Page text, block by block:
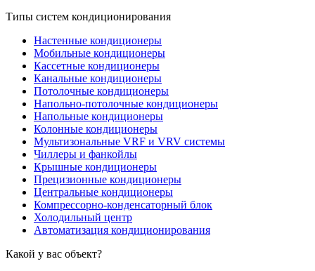
Типы систем кондиционирования
Настенные кондиционеры
Мобильные кондиционеры
Кассетные кондиционеры
Канальные кондиционеры
Потолочные кондиционеры
Напольно-потолочные кондиционеры
Напольные кондиционеры
Колонные кондиционеры
Мультизональные VRF и VRV системы
Чиллеры и фанкойлы
Крышные кондиционеры
Прецизионные кондиционеры
Центральные кондиционеры
Компрессорно-конденсаторный блок
Холодильный центр
Автоматизация кондиционирования
Какой у вас объект?